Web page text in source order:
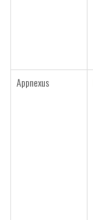
Appnexus